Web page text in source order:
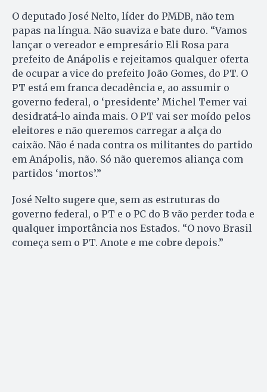
O deputado José Nelto, líder do PMDB, não tem
papas na língua. Não suaviza e bate duro. “Vamos
lançar o vereador e empresário Eli Rosa para
prefeito de Anápolis e rejeitamos qualquer oferta
de ocupar a vice do prefeito João Gomes, do PT. O
PT está em franca decadência e, ao assumir o
governo federal, o ‘presidente’ Michel Temer vai
desidratá-lo ainda mais. O PT vai ser moído pelos
eleitores e não queremos carregar a alça do
caixão. Não é nada contra os militantes do partido
em Anápolis, não. Só não queremos aliança com
partidos ‘mortos’.”
José Nelto sugere que, sem as estruturas do
governo federal, o PT e o PC do B vão perder toda e
qualquer importância nos Estados. “O novo Brasil
começa sem o PT. Anote e me cobre depois.”